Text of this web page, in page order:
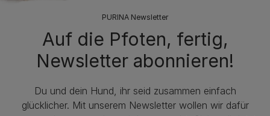
PURINA Newsletter
Auf die Pfoten, fertig,
Newsletter abonnieren!
Du und dein Hund, ihr seid zusammen einfach
glücklicher. Mit unserem Newsletter wollen wir dafür